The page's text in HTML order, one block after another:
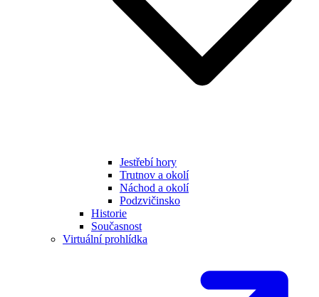
Jestřebí hory
Trutnov a okolí
Náchod a okolí
Podzvičinsko
Historie
Současnost
Virtuální prohlídka